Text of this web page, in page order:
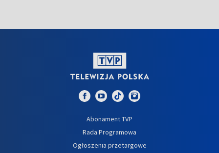
Abonament TVP
Rada Programowa
Ogłoszenia przetargowe